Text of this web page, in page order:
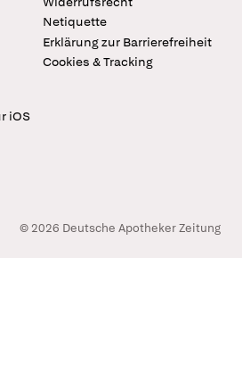
Netiquette
Erklärung zur Barrierefreiheit
Cookies & Tracking
iOS
© 2026 Deutsche Apotheker Zeitung